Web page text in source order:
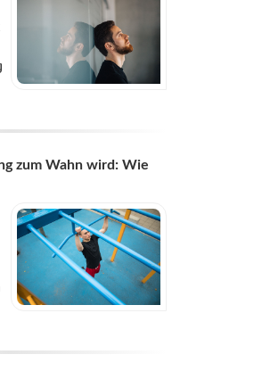
zum Wahn wird: Wie